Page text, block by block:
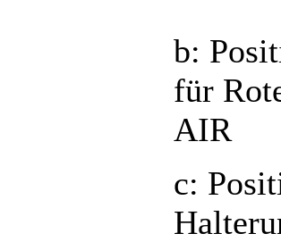
b:
für
AIR
c: